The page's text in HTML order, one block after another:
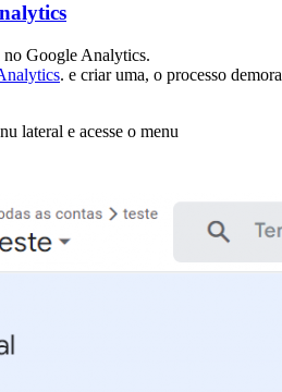
no Google Analytics.
. e criar uma, o processo demora
lateral e acesse o menu